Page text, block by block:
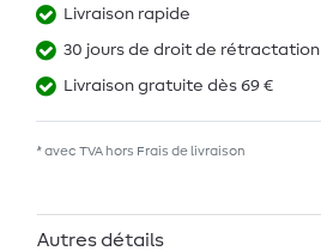
Livraison rapide
30 jours de droit de rétractation
Livraison gratuite dès 69 €
* avec TVA hors Frais de livraison
Autres détails